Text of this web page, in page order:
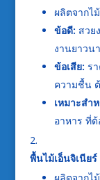
ผลิตจากไ
ข้อดี: สวย
งานยาวน
ข้อเสีย: ร
ความชื้น ต้
เหมาะสำ
อาหาร ที่
พื้นไม้เอ็นจิเนีย